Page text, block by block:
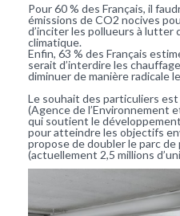
Pour 60 % des Français, il
émissions de CO2 nocives
d’inciter les pollueurs à
climatique.
Enfin, 63 % des Français
serait d’interdire les
diminuer de manière radicale
Le souhait des particuliers est
(Agence de l’Environnement
qui soutient le
pour atteindre les objectifs
propose de doubler le parc
(actuellement 2,5 millions